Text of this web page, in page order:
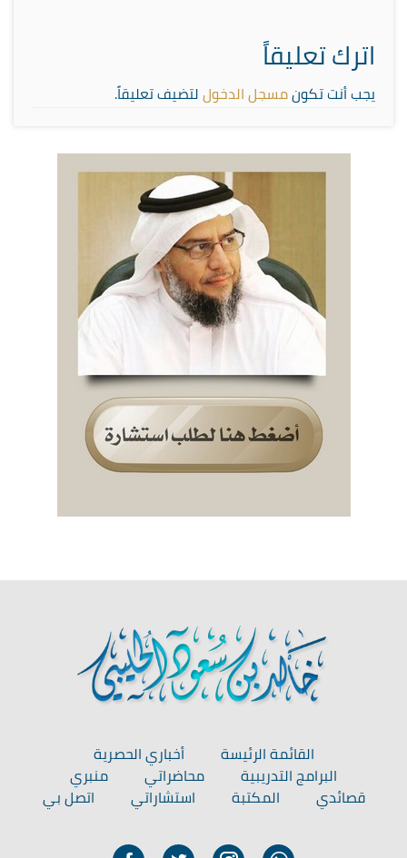
اترك تعليقاً
يجب أنت تكونمسجل الدخوللتضيف تعليقاً.
القائمة الرئيسة
أخباري الحصرية
البرامج التدريبية
محاضراتي
منبري
قصائدي
المكتبة استشاراتي اتصل بي